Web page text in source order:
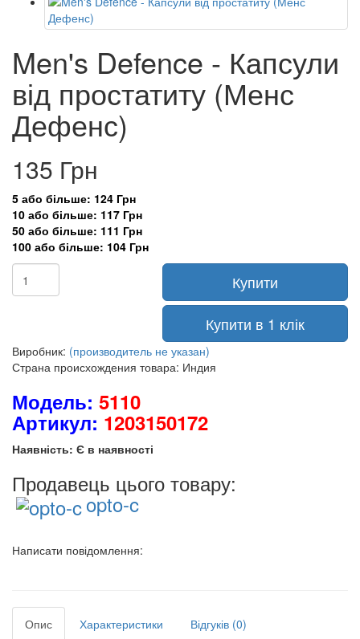
Men's Defence - Капсули
від простатиту (Менс
Дефенс)
135 Грн
5 або більше: 124 Грн
10 або більше: 117 Грн
50 або більше: 111 Грн
100 або більше: 104 Грн
Купити
Купити в 1 клік
Виробник: (производитель не указан)
Страна происхождения товара: Индия
Модель: 5110
Артикул: 1203150172
Наявність: Є в наявності
Продавець цього товару:
opto-c
Написати повідомлення:
Опис Характеристики
Відгуків (0)